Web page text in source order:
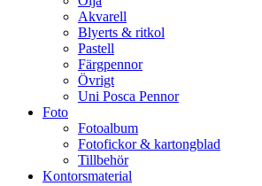
Akvarell
Blyerts & ritkol
Pastell
Färgpennor
Övrigt
Uni Posca Pennor
Foto
Fotoalbum
Fotofickor & kartongblad
Tillbehör
Kontorsmaterial